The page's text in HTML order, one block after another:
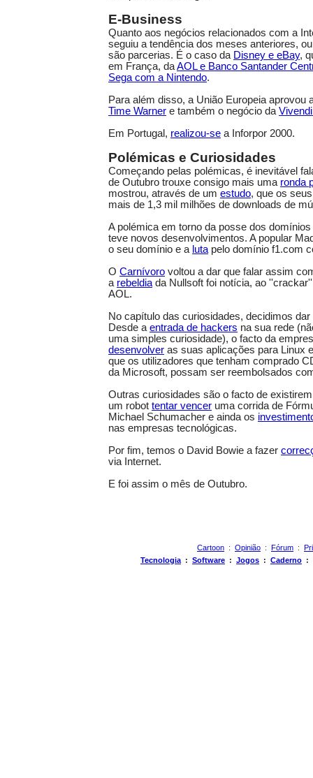
E-Business
Quanto aos negócios relacionados com a
seguiu a tendência dos meses anteriores,
são parcerias. É o caso da Disney e eBay,
em França, daAOL e Banco Santander
Sega com a Nintendo.
Para além disso, a União Europeia aprovou
Time Warner e também o negócio da
Em Portugal, realizou-se a Inforpor 2000.
Polémicas e Curiosidades
Começando pelas polémicas, é inevitável
de Outubro trouxe consigo mais uma ronda
mostrou, através de um estudo, que os
mais de 1,3 mil milhões de downloads de
A polémica em torno da posse dos
teve novos desenvolvimentos. A popular
o seu domínio e a luta pelo domínio f1.com
O Carnívoro voltou a dar que falar assim
a rebeldia da Nullsoft foi notícia, ao
AOL.
No capítulo das curiosidades, decidimos
Desde a entrada de hackers na sua rede
uma simples curiosidade), o facto da
desenvolver as suas aplicações para Linux
que os utilizadores que tenham comprado
da Microsoft, possam ser reembolsados
Outras curiosidades são o facto de
um robot tentar vencer uma corrida de
Michael Schumacher e ainda os
nas empresas tecnológicas.
Por fim, temos o David Bowie a fazer
via Internet.
E foi assim o mês de Outubro.
Cartoon : Opinião : Fórum :
Tecnologia : Software : Jogos : Caderno :